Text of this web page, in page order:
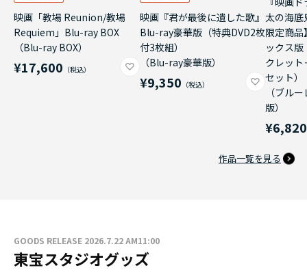
映画「教場 Reunion/教場
Requiem」Blu-ray BOX
（Blu-ray BOX）
¥17,600
映画『君が最後に遺した歌』
Blu-ray豪華版（特典DVD2枚
付3枚組）
（Blu-ray豪華版）
¥9,350
太の海底
限定商品
ックス
クレッ
セット）
（ブル
版）
¥6,820
作品一覧を見る
GOODS RELEASE 2026.7.22 AM11:00
東宝スタジオグッズ